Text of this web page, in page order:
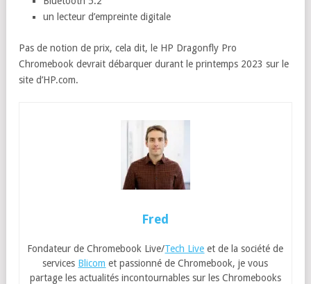
un lecteur d’empreinte digitale
Pas de notion de prix, cela dit, le HP Dragonfly Pro
Chromebook devrait débarquer durant le printemps 2023 sur le
site d’HP.com.
Fred
Fondateur de Chromebook Live/Tech Live et de la société de
services Blicom et passionné de Chromebook, je vous
partage les actualités incontournables sur les Chromebooks